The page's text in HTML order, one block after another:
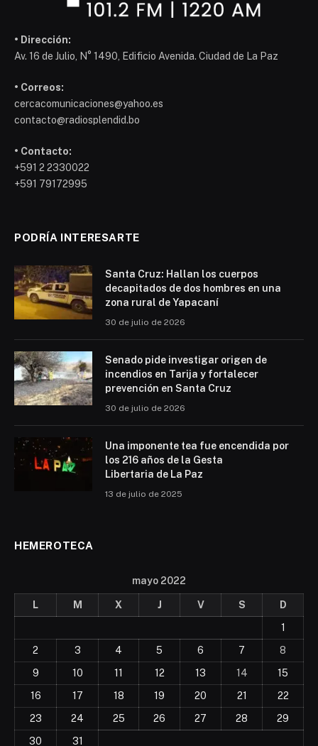
• Dirección:
Av. 16 de Julio, N° 1490, Edificio Avenida. Ciudad de La Paz
• Correos:
cercacomunicaciones@yahoo.es
contacto@radiosplendid.bo
• Contacto:
+591 2 2330022
+591 79172995
PODRÍA INTERESARTE
Santa Cruz: Hallan los cuerpos
decapitados de dos hombres en una
zona rural de Yapacaní
30 de julio de 2026
Senado pide investigar origen de
incendios en Tarija y fortalecer
prevención en Santa Cruz
30 de julio de 2026
Una imponente tea fue encendida por
los 216 años de la Gesta
Libertaria de La Paz
13 de julio de 2025
HEMEROTECA
mayo 2022
L M X J V S
D
1
2
3 4 5 6 7
8
9
10 11 12 13 14
15
16
17 18 19 20 21
22
23
24 25 26 27 28
29
30
31